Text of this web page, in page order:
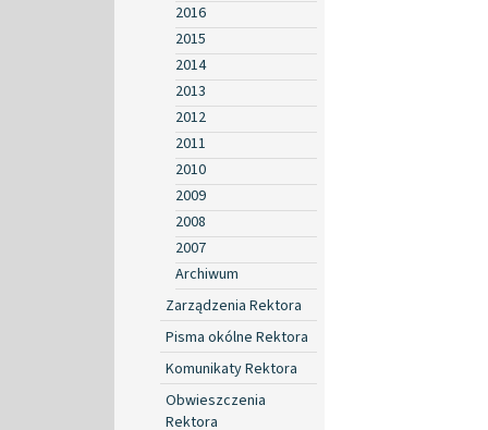
2016
2015
2014
2013
2012
2011
2010
2009
2008
2007
Archiwum
Zarządzenia Rektora
Pisma okólne Rektora
Komunikaty Rektora
Obwieszczenia
Rektora